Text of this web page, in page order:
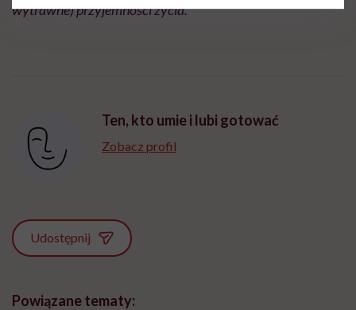
wytrawne) przyjemności życia.
Ten, kto umie i lubi gotować
Zobacz profil
Udostępnij
Powiązane tematy: